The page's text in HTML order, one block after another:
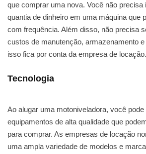
que comprar uma nova. Você não precisa
quantia de dinheiro em uma máquina que
com frequência. Além disso, não precisa
custos de manutenção, armazenamento
isso fica por conta da empresa de locação.
Tecnologia
Ao alugar uma motoniveladora, você
equipamentos de alta qualidade que
para comprar. As empresas de locação
uma ampla variedade de modelos e